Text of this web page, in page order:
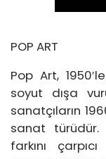
POP ART
Pop Art,
soyut dışa
sanatçıların
sanat
farkını